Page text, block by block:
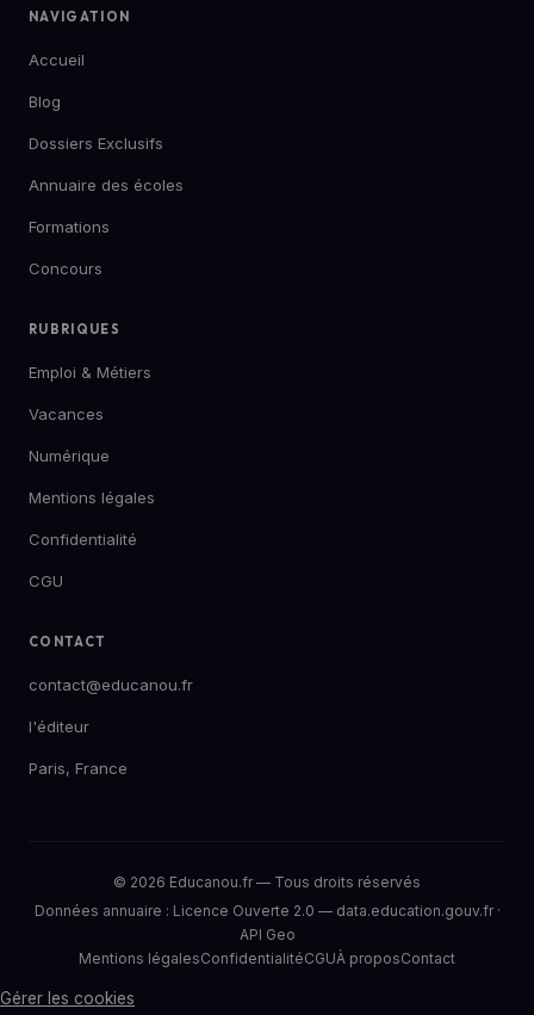
NAVIGATION
Accueil
Blog
Dossiers Exclusifs
Annuaire des écoles
Formations
Concours
RUBRIQUES
Emploi & Métiers
Vacances
Numérique
Mentions légales
Confidentialité
CGU
CONTACT
contact@educanou.fr
l'éditeur
Paris, France
© 2026 Educanou.fr — Tous droits réservés
Données annuaire : Licence Ouverte 2.0 — data.education.gouv.fr·
API Geo
Mentions légalesConfidentialitéCGUÀ proposContact
Gérer les cookies